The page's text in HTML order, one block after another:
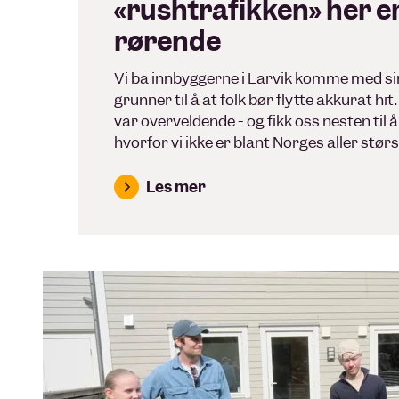
«rushtrafikken» her
rørende
Vi ba innbyggerne i Larvik komme med
grunner til å at folk bør flytte akkurat hit.
var overveldende - og fikk oss nesten til
hvorfor vi ikke er blant Norges aller
Les mer